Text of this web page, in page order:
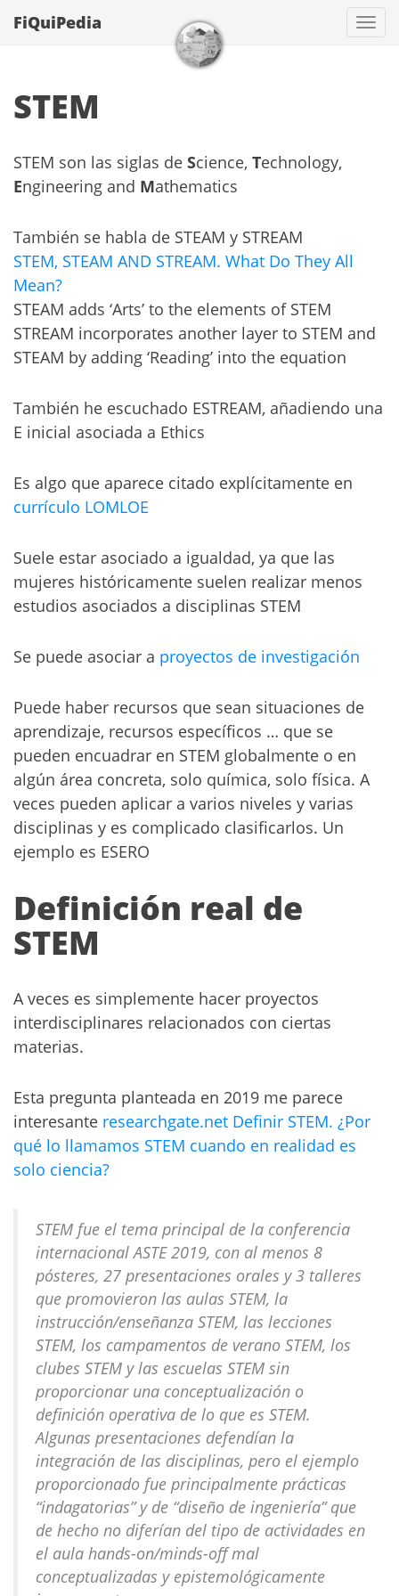
FiQuiPedia
STEM
STEM son las siglas de Science, Technology,
Engineering and Mathematics
También se habla de STEAM y STREAM
STEM, STEAM AND STREAM. What Do They All
Mean?
STEAM adds ‘Arts’ to the elements of STEM
STREAM incorporates another layer to STEM and
STEAM by adding ‘Reading’ into the equation
También he escuchado ESTREAM, añadiendo una
E inicial asociada a Ethics
Es algo que aparece citado explícitamente en
currículo LOMLOE
Suele estar asociado a igualdad, ya que las
mujeres históricamente suelen realizar menos
estudios asociados a disciplinas STEM
Se puede asociar a proyectos de investigación
Puede haber recursos que sean situaciones de
aprendizaje, recursos específicos … que se
pueden encuadrar en STEM globalmente o en
algún área concreta, solo química, solo física. A
veces pueden aplicar a varios niveles y varias
disciplinas y es complicado clasificarlos. Un
ejemplo es ESERO
Definición real de
STEM
A veces es simplemente hacer proyectos
interdisciplinares relacionados con ciertas
materias.
Esta pregunta planteada en 2019 me parece
interesante researchgate.net Definir STEM. ¿Por
qué lo llamamos STEM cuando en realidad es
solo ciencia?
STEM fue el tema principal de la conferencia
internacional ASTE 2019, con al menos 8
pósteres, 27 presentaciones orales y 3 talleres
que promovieron las aulas STEM, la
instrucción/enseñanza STEM, las lecciones
STEM, los campamentos de verano STEM, los
clubes STEM y las escuelas STEM sin
proporcionar una conceptualización o
definición operativa de lo que es STEM.
Algunas presentaciones defendían la
integración de las disciplinas, pero el ejemplo
proporcionado fue principalmente prácticas
“indagatorias” y de “diseño de ingeniería” que
de hecho no diferían del tipo de actividades en
el aula hands-on/minds-off mal
conceptualizadas y epistemológicamente